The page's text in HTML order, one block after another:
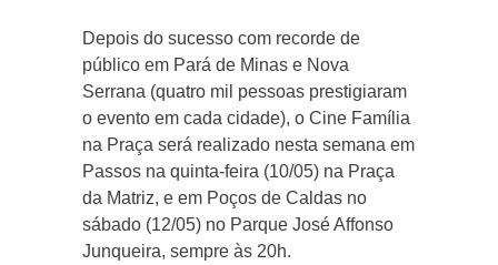
Depois do sucesso com recorde de
público em Pará de Minas e Nova
Serrana (quatro mil pessoas prestigiaram
o evento em cada cidade), o Cine Família
na Praça será realizado nesta semana em
Passos na quinta-feira (10/05) na Praça
da Matriz, e em Poços de Caldas no
sábado (12/05) no Parque José Affonso
Junqueira, sempre às 20h.